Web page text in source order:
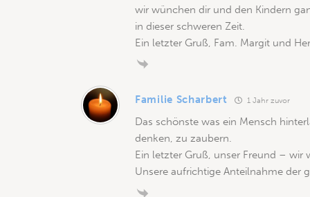
wir wünchen dir und den Kindern
in dieser schweren Zeit.
Ein letzter Gruß, Fam. Margit und
Familie Scharbert 1 Jahr zuvor
Das schönste was ein Mensch
denken, zu zaubern.
Ein letzter Gruß, unser Freund – wir
Unsere aufrichtige Anteilnahme der